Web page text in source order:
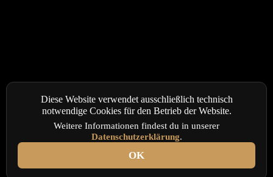
Diese Website verwendet ausschließlich technisch
notwendige Cookies für den Betrieb der Website.
Weitere Informationen findest du in unserer
Datenschutzerklärung.
OK